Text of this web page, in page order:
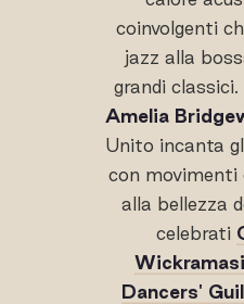
coinvolgenti
jazz alla
grandi
Amelia
Unito incanta
con movimenti
alla bellezza
celebrati
Dancers'